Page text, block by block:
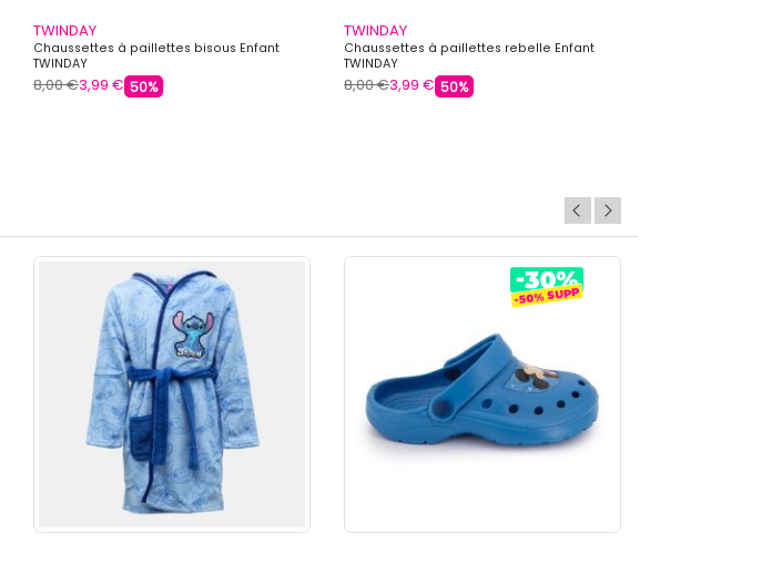
TWINDAY
Chaussettes à paillettes bisous Enfant
TWINDAY
8,00 €3,99 € 50%
TWINDAY
Chaussettes à paillettes rebelle Enfant
TWINDAY
8,00 €3,99 € 50%